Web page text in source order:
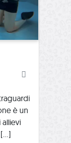
è un
[…]